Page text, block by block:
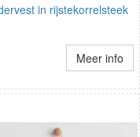
in rijstekorrelsteek
Meer info